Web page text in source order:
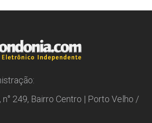
n° 249, Bairro Centro | Porto Velho /